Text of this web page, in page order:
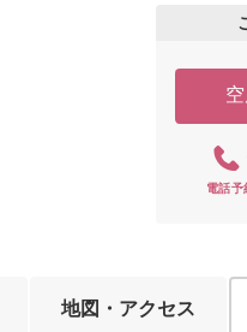
電話予
地図・アクセス